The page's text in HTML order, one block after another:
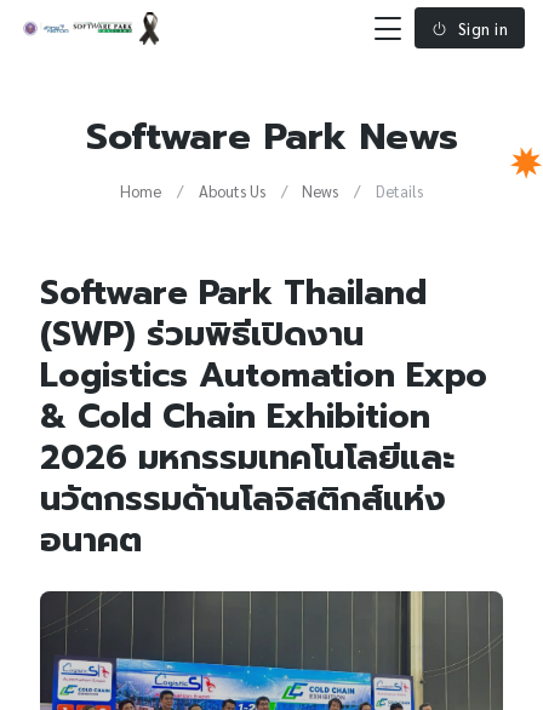
Sign in
Software Park News
Home Abouts Us News Details
Software Park Thailand
(SWP) ร่วมพิธีเปิดงาน
Logistics Automation Expo
& Cold Chain Exhibition
2026 มหกรรมเทคโนโลยีและ
นวัตกรรมด้านโลจิสติกส์แห่ง
อนาคต